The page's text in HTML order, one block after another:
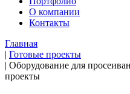
О компании
Контакты
Главная
| Готовые проекты
| Оборудование для
проекты